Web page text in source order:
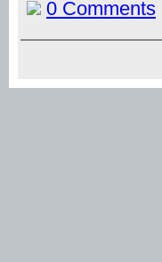
0 Comments